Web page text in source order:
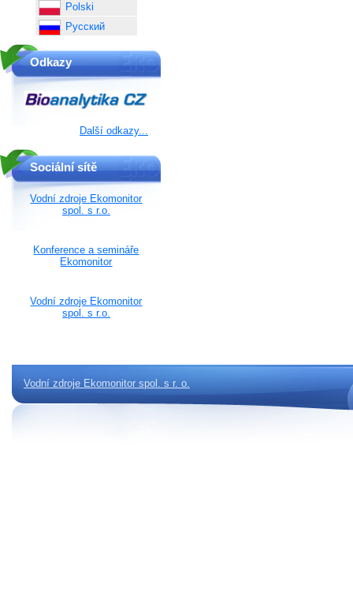
Polski
Русский
Odkazy
Další odkazy...
Sociální sítě
Vodní zdroje Ekomonitor
spol. s r.o.
Konference a semináře
Ekomonitor
Vodní zdroje Ekomonitor
spol. s r.o.
Vodní zdroje Ekomonitor spol. s r. o.